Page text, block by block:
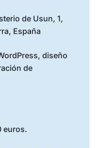
de Usun, 1,
España
diseño
de
euros.